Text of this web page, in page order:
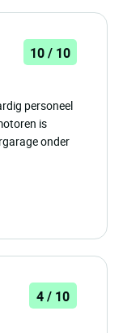
10 / 10
personeel
is
onder
4 / 10